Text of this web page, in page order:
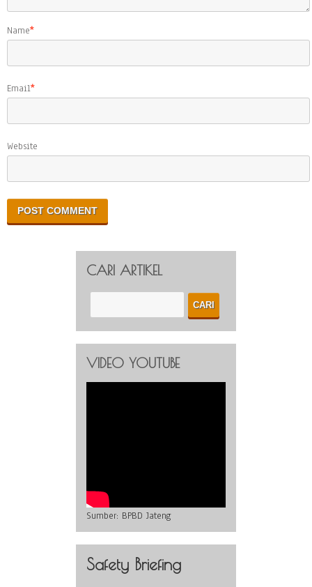
Name*
Email*
Website
CARI ARTIKEL
VIDEO YOUTUBE
Sumber: BPBD Jateng
Safety Briefing